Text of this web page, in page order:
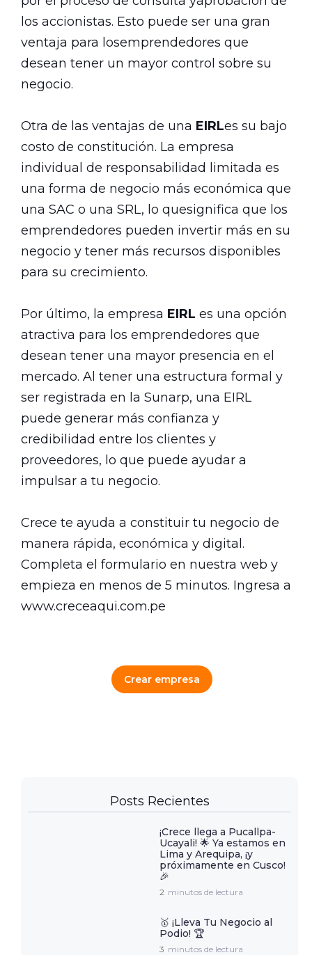
los accionistas. Esto puede ser una gran
ventaja para losemprendedores que
desean tener un mayor control sobre su
negocio.
Otra de las ventajas de una EIRLes su bajo
costo de constitución. La empresa
individual de responsabilidad limitada es
una forma de negocio más económica que
una SAC o una SRL, lo quesignifica que los
emprendedores pueden invertir más en su
negocio y tener más recursos disponibles
para su crecimiento.
Por último, la empresa EIRL es una opción
atractiva para los emprendedores que
desean tener una mayor presencia en el
mercado. Al tener una estructura formal y
ser registrada en la Sunarp, una EIRL
puede generar más confianza y
credibilidad entre los clientes y
proveedores, lo que puede ayudar a
impulsar a tu negocio.
Crece te ayuda a constituir tu negocio de
manera rápida, económica y digital.
Completa el formulario en nuestra web y
empieza en menos de 5 minutos. Ingresa a
www.creceaqui.com.pe
Crear empresa
Posts Recientes
¡Crece llega a Pucallpa-
Ucayali! 🌟 Ya estamos en
Lima y Arequipa, ¡y
próximamente en Cusco!
🎉
2 minutos de lectura
🥇 ¡Lleva Tu Negocio al
Podio! 🏆
3 minutos de lectura